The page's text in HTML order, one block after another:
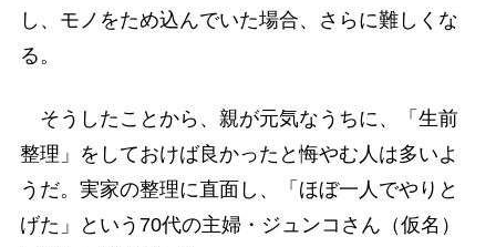
し、モノをため込んでいた場合、さらに難しくな
る。
そうしたことから、親が元気なうちに、「生前
整理」をしておけば良かったと悔やむ人は多いよ
うだ。実家の整理に直面し、「ほぼ一人でやりと
げた」という70代の主婦・ジュンコさん（仮名）